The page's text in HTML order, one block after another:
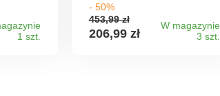
1 szt.
strukturalnym kroju. Łatwe
w pielęgnacji i noszeniu,
niczego im nie brakuje.
- 50%
453,99 zł
206,99 zł
W magazynie
3 szt.